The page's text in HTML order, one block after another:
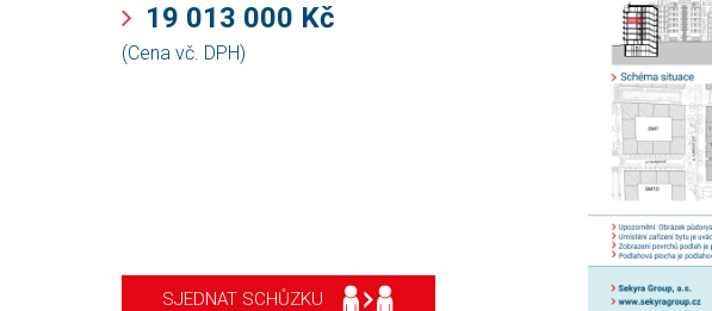
19 013 000 Kč
(Cena vč. DPH)
SJEDNAT SCHŮZKU